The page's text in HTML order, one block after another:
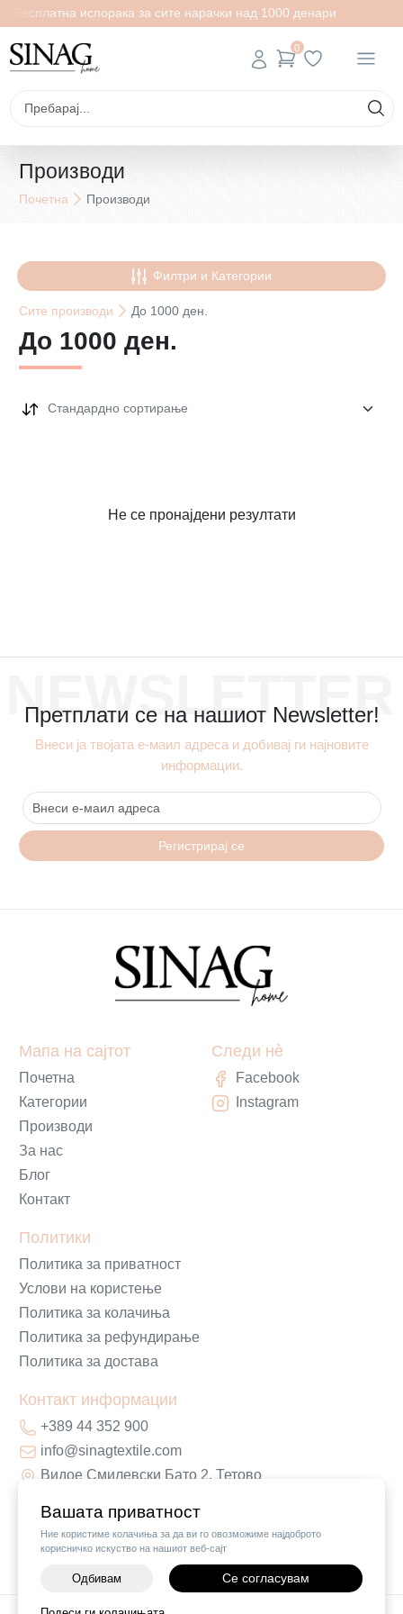
Вашата приватност
Ние користиме колачиња за да ви го овозможиме најдоброто
корисничко искуство на нашиот веб-сајт
Одбивам Се согласувам
Бесплатна испорака за сите нарачки над 1000 денари
0
Производи
Почетна Производи
Филтри и Категории
Сите производи До 1000 ден.
До 1000 ден.
Стандардно сортирање
Не се пронајдени резултати
NEWSLETTER
Претплати се на нашиот Newsletter!
Внеси ја твојата е-маил адреса и добивај ги најновите
информации.
Регистрирај се
Мапа на сајтот
Почетна
Категории
Производи
За нас
Блог
Контакт
Политики
Политика за приватност
Услови на користење
Политика за колачиња
Политика за рефундирање
Политика за достава
Контакт информации
+389 44 352 900
info@sinagtextile.com
Видое Смилевски Бато 2, Тетово
Следи нè
Facebook
Instagram